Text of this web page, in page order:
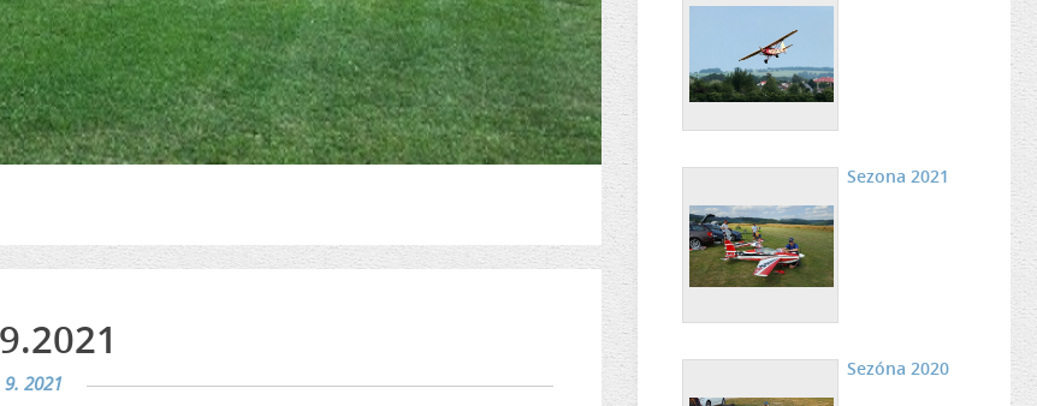
9. 2021
Sezona 2021
Sezóna 2020